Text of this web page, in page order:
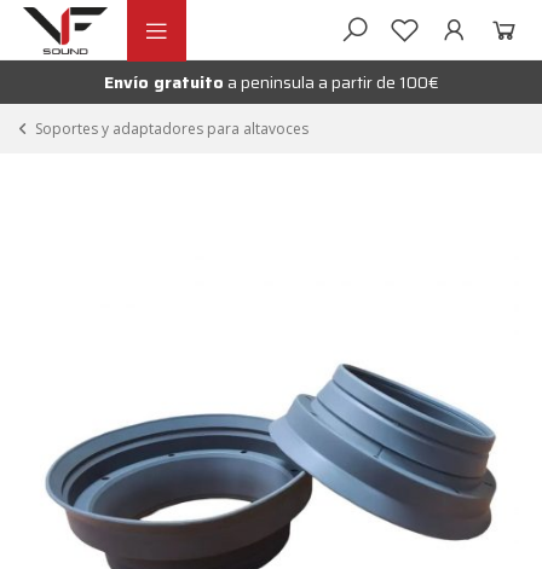
Ir
navegación
Ir
contenidoEnvío gratuito a peninsula a partir de 100€
Soportes y adaptadores para altavoces